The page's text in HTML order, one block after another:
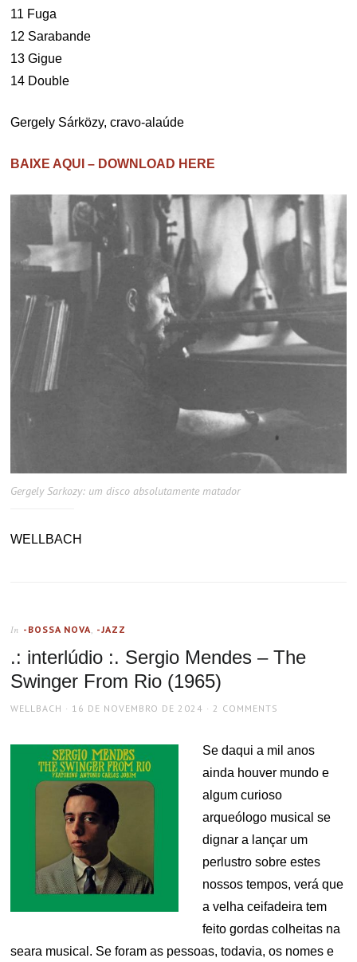
11 Fuga
12 Sarabande
13 Gigue
14 Double
Gergely Sárközy, cravo-alaúde
BAIXE AQUI – DOWNLOAD HERE
Gergely Sarkozy: um disco absolutamente matador
WELLBACH
In -BOSSA NOVA -JAZZ
.: interlúdio :. Sergio Mendes – The
Swinger From Rio (1965)
AUTHOR
WELLBACH
POSTED
16 DE NOVEMBRO DE 2024 2 COMMENTS
Se daqui a mil anos
ainda houver mundo e
algum curioso
arqueólogo musical se
dignar a lançar um
perlustro sobre estes
nossos tempos, verá que
a velha ceifadeira tem
feito gordas colheitas na
seara musical. Se foram as pessoas, todavia, os nomes e